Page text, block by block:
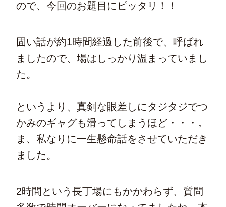
ので、今回のお題目にピッタリ！！
固い話が約1時間経過した前後で、呼ばれ
ましたので、場はしっかり温まっていまし
た。
というより、真剣な眼差しにタジタジでつ
かみのギャグも滑ってしまうほど・・・。
ま、私なりに一生懸命話をさせていただき
ました。
2時間という長丁場にもかかわらず、質問